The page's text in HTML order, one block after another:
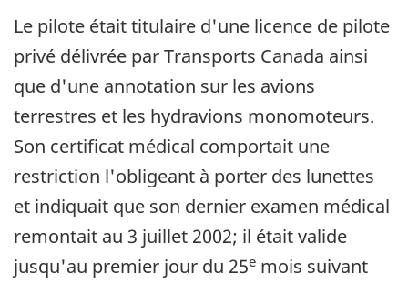
Le pilote était titulaire d'une licence de pilote
privé délivrée par Transports Canada ainsi
que d'une annotation sur les avions
terrestres et les hydravions monomoteurs.
Son certificat médical comportait une
restriction l'obligeant à porter des lunettes
et indiquait que son dernier examen médical
remontait au 3 juillet 2002; il était valide
jusqu'au premier jour du 25e mois suivant